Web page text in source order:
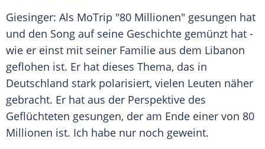
Giesinger: Als MoTrip "80 Millionen" gesungen hat
und den Song auf seine Geschichte gemünzt hat -
wie er einst mit seiner Familie aus dem Libanon
geflohen ist. Er hat dieses Thema, das in
Deutschland stark polarisiert, vielen Leuten näher
gebracht. Er hat aus der Perspektive des
Geflüchteten gesungen, der am Ende einer von 80
Millionen ist. Ich habe nur noch geweint.